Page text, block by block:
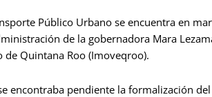
Público Urbano se encuentra en
de la gobernadora Mara
de Quintana Roo (Imoveqroo).
encontraba pendiente la formalización